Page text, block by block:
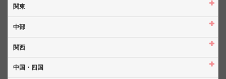
関東
中部
関西
中国・四国